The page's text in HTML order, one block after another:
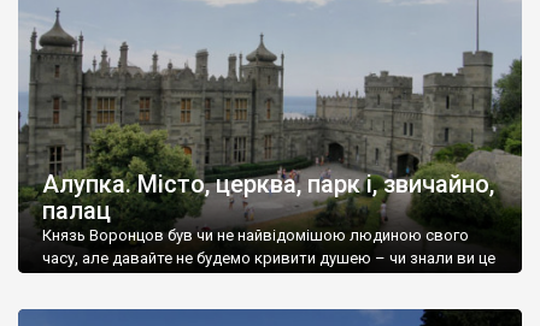
Алупка. Місто, церква, парк і, звичайно,
палац
Князь Воронцов був чи не найвідомішою людиною свого
часу, але давайте не будемо кривити душею – чи знали ви це